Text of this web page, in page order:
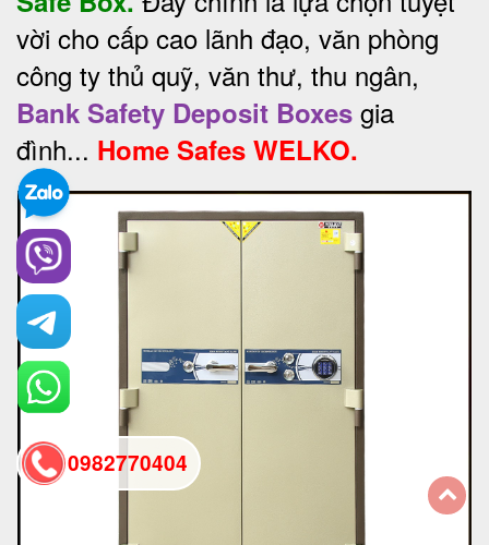
vời cho cấp cao lãnh đạo, văn phòng
công ty thủ quỹ, văn thư, thu ngân,
Bank Safety Deposit Boxes gia
đình... Home Safes WELKO.
0982770404